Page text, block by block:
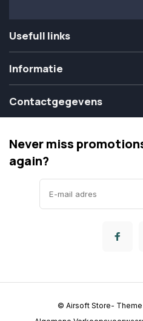
Usefull links
Informatie
Contactgegevens
Never miss
again?
© Airsoft Store-